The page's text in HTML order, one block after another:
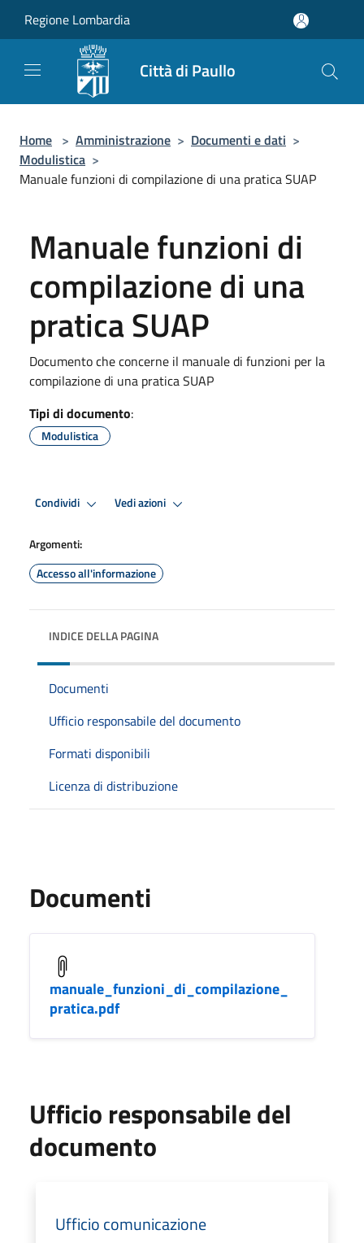
Regione Lombardia
Città di Paullo
Home > Amministrazione > Documenti e dati >
Modulistica >
Manuale funzioni di compilazione di una pratica SUAP
Manuale funzioni di
compilazione di una
pratica SUAP
Documento che concerne il manuale di funzioni per la
compilazione di una pratica SUAP
Tipi di documento:
Modulistica
Condividi Vedi azioni
Argomenti:
Accesso all'informazione
INDICE DELLA PAGINA
Documenti
Ufficio responsabile del documento
Formati disponibili
Licenza di distribuzione
Documenti
manuale_funzioni_di_compilazione_
pratica.pdf
Ufficio responsabile del
documento
Ufficio comunicazione